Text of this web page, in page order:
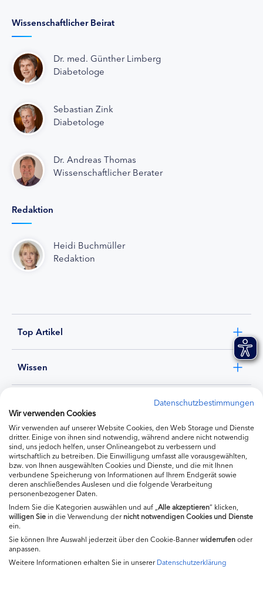
Wissenschaftlicher Beirat
Dr. med. Günther Limberg
Diabetologe
Sebastian Zink
Diabetologe
Dr. Andreas Thomas
Wissenschaftlicher Berater
Redaktion
Heidi Buchmüller
Redaktion
Top Artikel
Wissen
Ernährung
Produkte
Impressum
Datenschutzbestimmungen
Wir verwenden Cookies
Wir verwenden auf unserer Website Cookies, den Web Storage und Dienste
dritter. Einige von ihnen sind notwendig, während andere nicht notwendig
sind, uns jedoch helfen, unser Onlineangebot zu verbessern und
wirtschaftlich zu betreiben. Die Einwilligung umfasst alle vorausgewählten,
bzw. von Ihnen ausgewählten Cookies und Dienste, und die mit Ihnen
verbundene Speicherung von Informationen auf Ihrem Endgerät sowie
deren anschließendes Auslesen und die folgende Verarbeitung
personenbezogener Daten.
Indem Sie die Kategorien auswählen und auf „ Alle akzeptieren“ klicken,
willigenSie in die Verwendung dernicht notwendigen Cookies und Dienste
ein.
Sie können Ihre Auswahl jederzeit über den Cookie-Bannerwiderrufenoder
anpassen.
Weitere Informationen erhalten Sie in unsererDatenschutzerklärung